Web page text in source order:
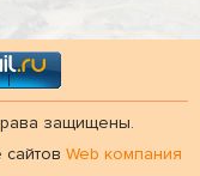
защищены.
Web компания